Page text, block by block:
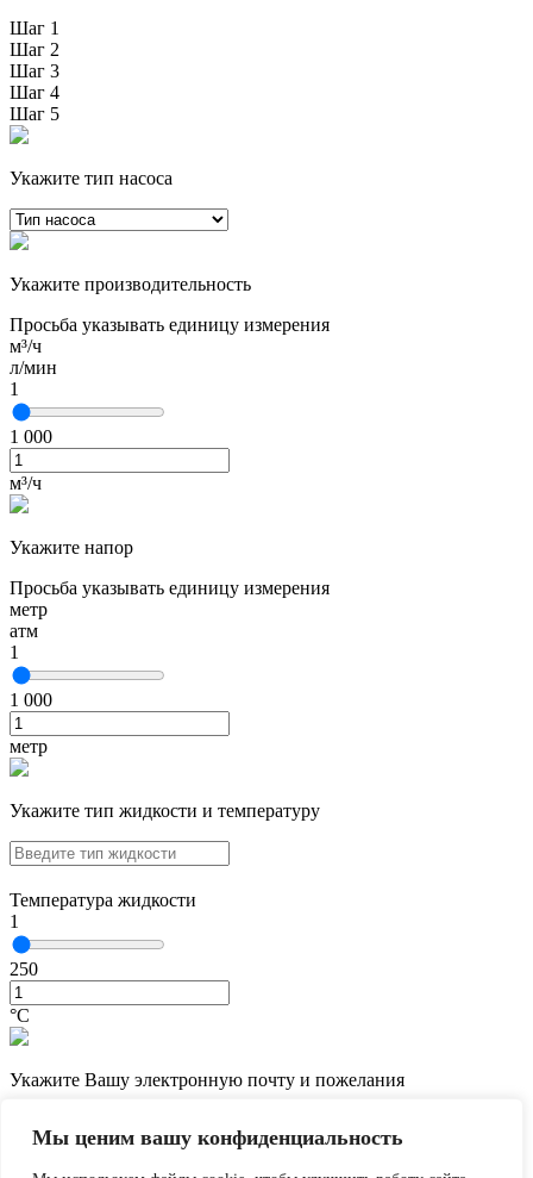
Мы ценим вашу конфиденциальность
Шаг 1
Шаг 2
Шаг 3
Шаг 4
Шаг 5
Укажите тип насоса
Укажите производительность
Просьба указывать единицу измерения
м³/ч
л/мин
1
1 000
м³/ч
Укажите напор
Просьба указывать единицу измерения
метр
атм
1
1 000
метр
Укажите тип жидкости и температуру
Температура жидкости
1
250
°С
Укажите Вашу электронную почту и пожелания